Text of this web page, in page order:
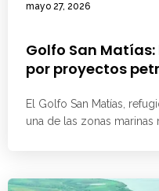
mayo 27, 2026
Golfo San
por proyectos
El Golfo San Matías,
una de las zonas marinas